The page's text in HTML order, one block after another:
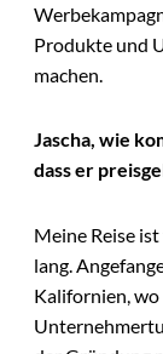
Produkte und
machen.
Jascha, wie
dass er
Meine Reise
lang.
Kalifornien, wo